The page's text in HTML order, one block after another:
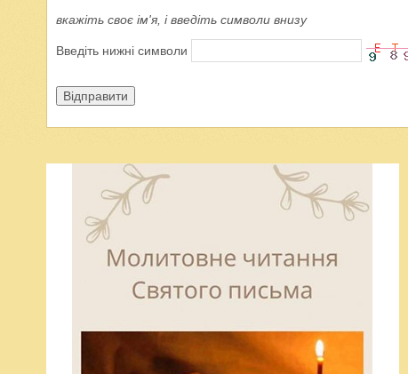
вкажіть своє ім'я, і введіть символи внизу
Введіть нижні символи
Відправити